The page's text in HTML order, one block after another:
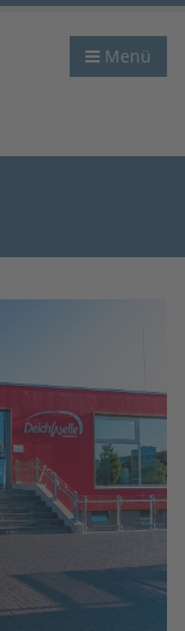
Menü